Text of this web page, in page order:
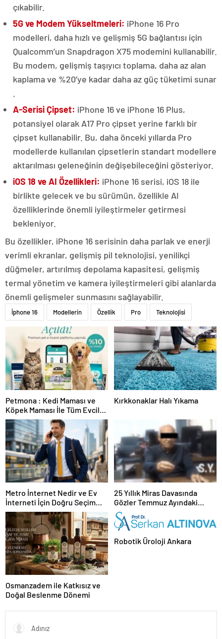
çıkabilir​​.
5G ve Modem Yükseltmeleri: iPhone 16 Pro
modelleri, daha hızlı ve gelişmiş 5G bağlantısı için
Qualcomm’un Snapdragon X75 modemini kullanabilir.
Bu modem, gelişmiş taşıyıcı toplama, daha az alan
kaplama ve %20’ye kadar daha az güç tüketimi sunar​​
A-Serisi Çipset: iPhone 16 ve iPhone 16 Plus,
potansiyel olarak A17 Pro çipset yerine farklı bir
çipset kullanabilir. Bu, daha önceki yıllarda Pro
modellerde kullanılan çipsetlerin standart modellere
aktarılması geleneğinin değişebileceğini gösteriyor​​.
iOS 18 ve AI Özellikleri: iPhone 16 serisi, iOS 18 ile
birlikte gelecek ve bu sürümün, özellikle AI
özelliklerinde önemli iyileştirmeler getirmesi
bekleniyor​​.
Bu özellikler, iPhone 16 serisinin daha parlak ve enerji
verimli ekranlar, gelişmiş pil teknolojisi, yenilikçi
düğmeler, artırılmış depolama kapasitesi, gelişmiş
termal yönetim ve kamera iyileştirmeleri gibi alanlarda
önemli gelişmeler sunmasını sağlayabilir.
İphone 16 Modellerin Özellik Pro Teknolojisi
Petmona : Kedi Maması ve
Köpek Maması İle Tüm Evcil
Hayvan Ürünleri
Kırkkonaklar Halı Yıkama
Metro İnternet Nedir ve Ev
İnterneti İçin Doğru Seçim
Nasıl Yapılır
25 Yıllık Miras Davasında
Gözler Temmuz Ayındaki
Karar Duruşmasına Çevrildi
Osmanzadem ile Katkısız ve
Doğal Beslenme Dönemi
Robotik Üroloji Ankara